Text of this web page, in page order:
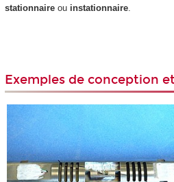
stationnaireou instationnaire.
Exemples de conception